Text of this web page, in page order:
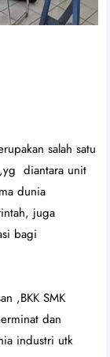
salah satu
diantara unit
dunia
juga
bagi
,BKK SMK
dan
industri utk